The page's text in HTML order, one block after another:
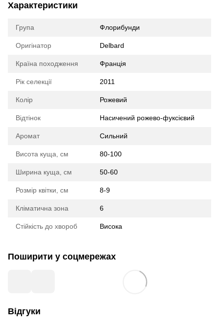
Характеристики
Група Флорибунди
Оригінатор Delbard
Країна походження Франція
Рік селекції 2011
Колір Рожевий
Відтінок Насичений рожево-фуксієвий
Аромат Сильний
Висота куща, см 80-100
Ширина куща, см 50-60
Розмір квітки, см 8-9
Кліматична зона 6
Стійкість до хвороб Висока
Поширити у соцмережах
Відгуки